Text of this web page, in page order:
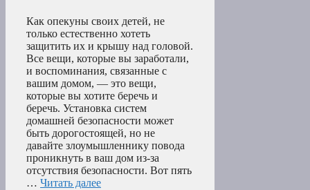
Как опекуны своих детей, не
только естественно хотеть
защитить их и крышу над головой.
Все вещи, которые вы заработали,
и воспоминания, связанные с
вашим домом, — это вещи,
которые вы хотите беречь и
беречь. Установка систем
домашней безопасности может
быть дорогостоящей, но не
давайте злоумышленнику повода
проникнуть в ваш дом из-за
отсутствия безопасности. Вот пять
… Читать далее